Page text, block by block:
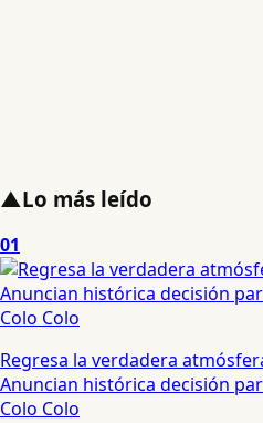
▲Lo más leído
01
Regresa la verdadera
Anuncian histórica decisión
Colo Colo